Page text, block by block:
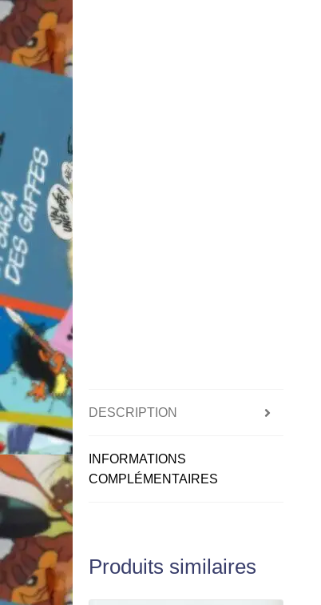
DESCRIPTION
INFORMATIONS
COMPLÉMENTAIRES
Produits similaires